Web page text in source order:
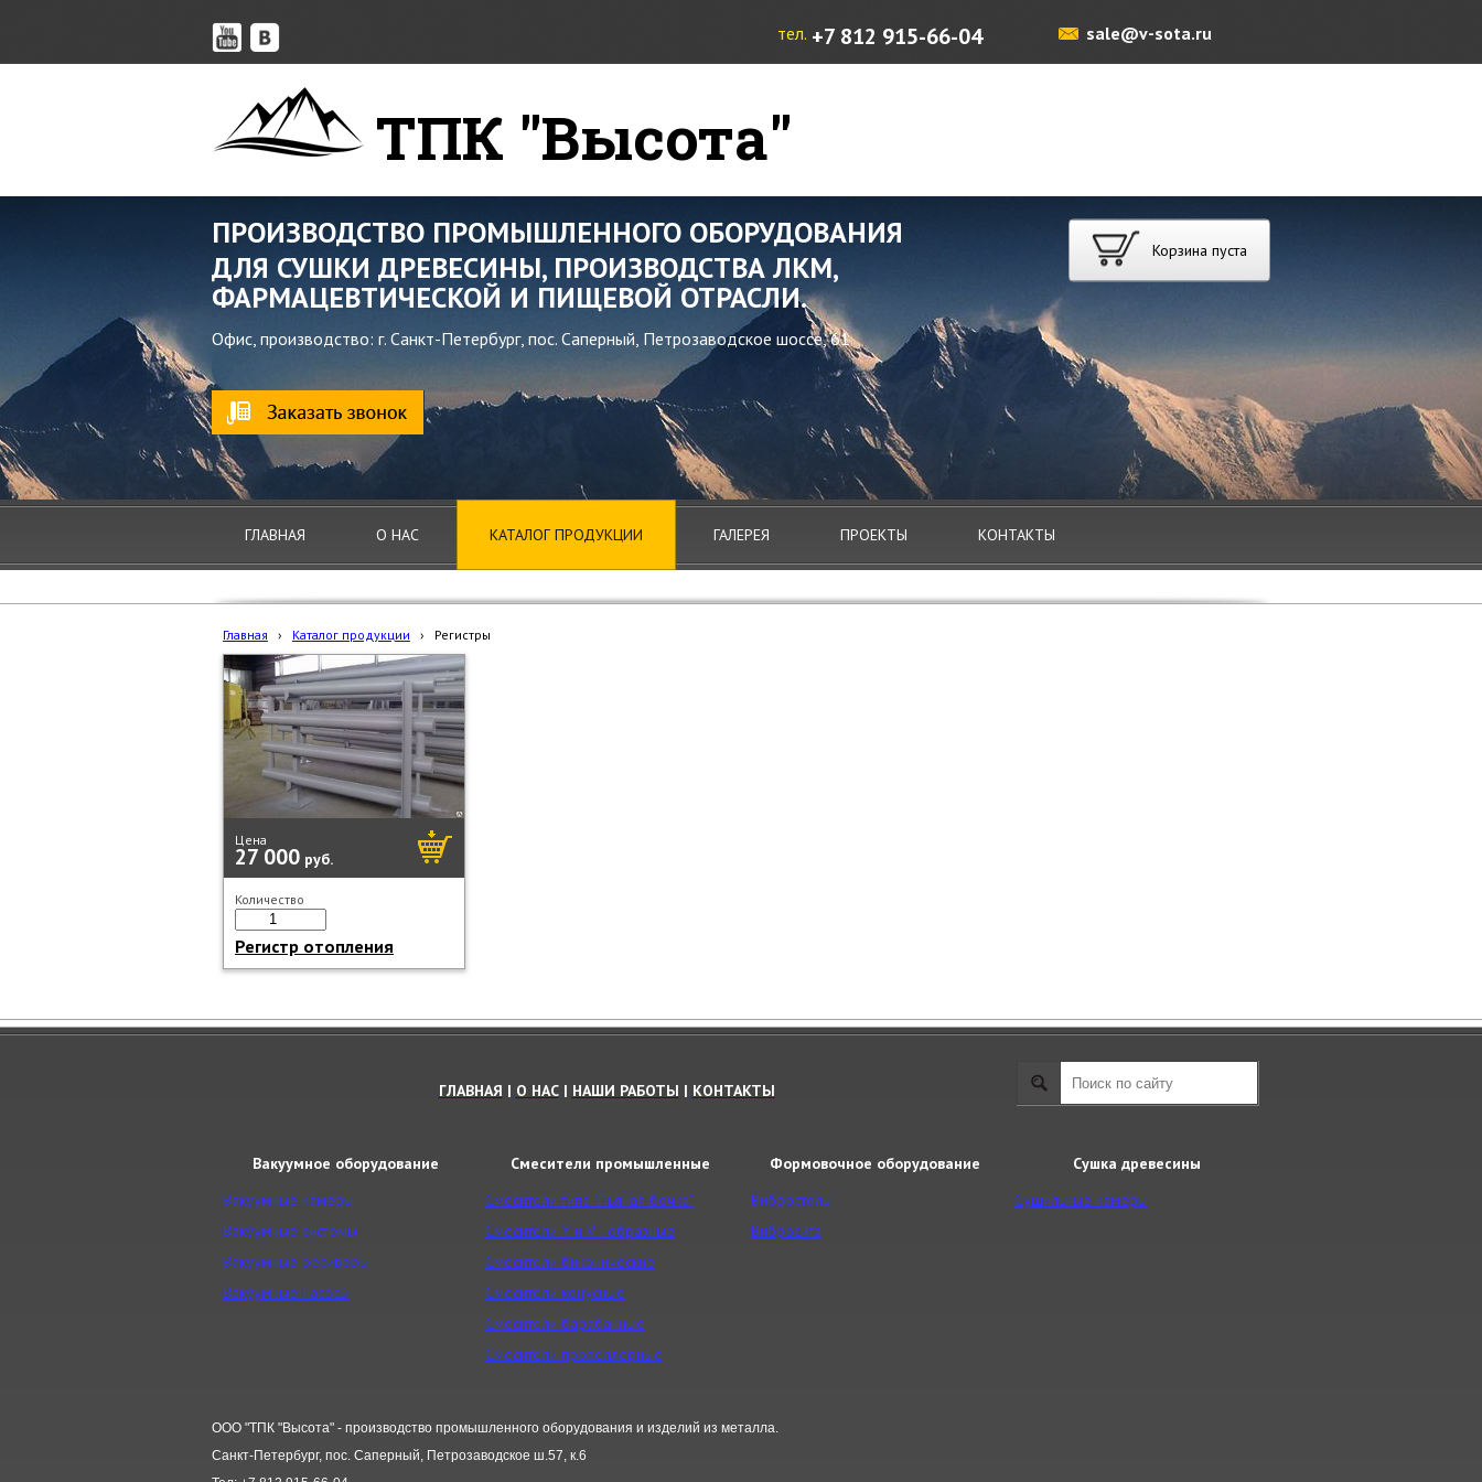
Корзина пуста
ТПК "Высота"
ПРОИЗВОДСТВО ПРОМЫШЛЕННОГО ОБОРУДОВАНИЯ
+7 812 915-66-04
Офис, производство: г. Санкт-Петербург, пос. Саперный, Петрозаводское шоссе, 61
sale@v-sota.ru
тел.
ДЛЯ СУШКИ ДРЕВЕСИНЫ, ПРОИЗВОДСТВА ЛКМ,
ФАРМАЦЕВТИЧЕСКОЙ И ПИЩЕВОЙ ОТРАСЛИ.
ГЛАВНАЯ О НАС КАТАЛОГ ПРОДУКЦИИ ГАЛЕРЕЯ ПРОЕКТЫ КОНТАКТЫ
Главная › Каталог продукции › Регистры
Цена
27 000 руб.
Количество
Регистр отопления
ГЛАВНАЯ | О НАС| НАШИ РАБОТЫ | КОНТАКТЫ
Вакуумное оборудование Смесители промышленные Формовочное оборудование
Сушка древесины
Вакуумные камеры
Вакуумные системы
Вакуумные ресиверы
Вакуумные насосы
Смесители типа "Пьяная бочка"
Смесители Y и V - образные
Смесители биконические
Смесители конусные
Смесители барабанные
Смесители пропеллерные
Вибростолы
Вибросита
Сушильные камеры
ООО "ТПК "Высота" - производство промышленного оборудования и изделий из металла.
Санкт-Петербург, пос. Саперный, Петрозаводское ш.57, к.6